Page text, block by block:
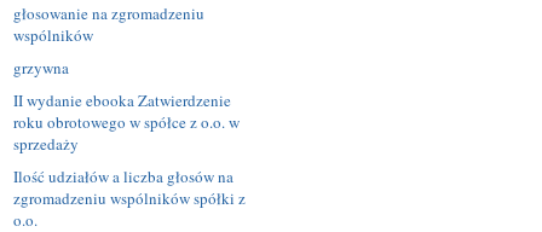
głosowanie na zgromadzeniu
wspólników
grzywna
II wydanie ebooka Zatwierdzenie
roku obrotowego w spółce z o.o. w
sprzedaży
Ilość udziałów a liczba głosów na
zgromadzeniu wspólników spółki z
o.o.